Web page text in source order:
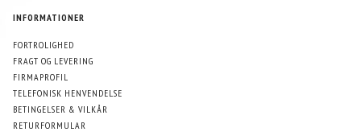
INFORMATIONER
FORTROLIGHED
FRAGT OG LEVERING
FIRMAPROFIL
TELEFONISK HENVENDELSE
BETINGELSER & VILKÅR
RETURFORMULAR